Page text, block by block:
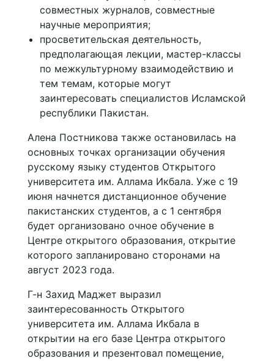
совместных журналов, совместные
научные мероприятия;
просветительская деятельность,
предполагающая лекции, мастер-классы
по межкультурному взаимодействию и
тем темам, которые могут
заинтересовать специалистов Исламской
республики Пакистан.
Алена Постникова также остановилась на
основных точках организации обучения
русскому языку студентов Открытого
университета им. Аллама Икбала. Уже с 19
июня начнется дистанционное обучение
пакистанских студентов, а с 1 сентября
будет организовано очное обучение в
Центре открытого образования, открытие
которого запланировано сторонами на
август 2023 года.
Г-н Захид Маджет выразил
заинтересованность Открытого
университета им. Аллама Икбала в
открытии на его базе Центра открытого
образования и презентовал помещение,